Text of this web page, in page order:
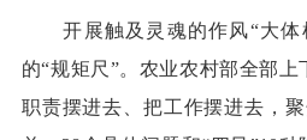
开展触及灵魂的作风“大体
的“规矩尺”。农业农村部全部
职责摆进去、把工作摆进去，